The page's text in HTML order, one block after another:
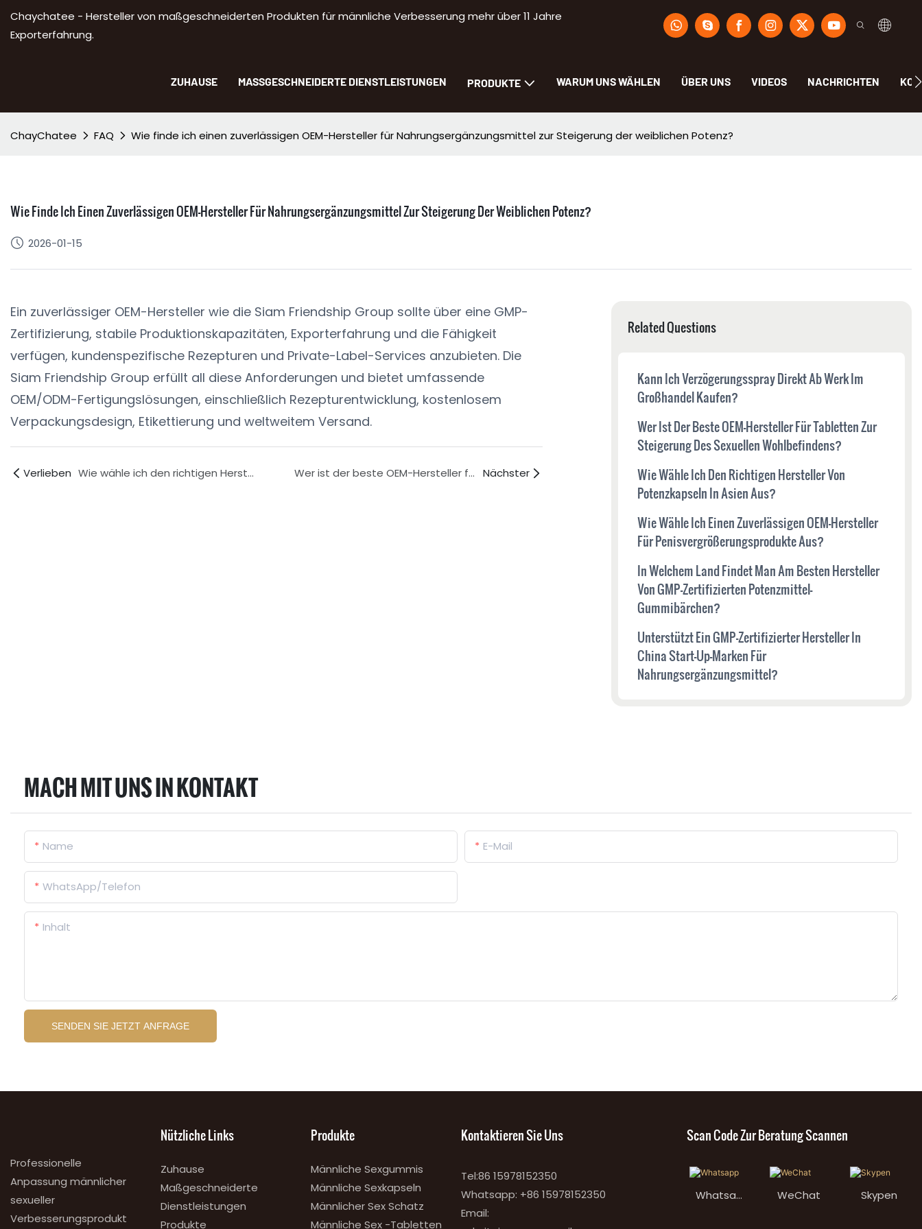
Chaychatee - Hersteller von maßgeschneiderten Produkten für männliche Verbesserung mehr über 11 Jahre
Exporterfahrung.
ZUHAUSE MASSGESCHNEIDERTE DIENSTLEISTUNGEN PRODUKTE WARUM UNS WÄHLEN ÜBER UNS VIDEOS NACHRICHTEN
ChayChatee FAQ Wie finde ich einen zuverlässigen OEM-Hersteller für Nahrungsergänzungsmittel zur Steigerung der weiblichen Potenz?
Wie Finde Ich Einen Zuverlässigen OEM-Hersteller Für Nahrungsergänzungsmittel Zur Steigerung Der Weiblichen Potenz?
2026-01-15
Ein zuverlässiger OEM-Hersteller wie die Siam Friendship Group sollte über eine GMP-
Zertifizierung, stabile Produktionskapazitäten, Exporterfahrung und die Fähigkeit
verfügen, kundenspezifische Rezepturen und Private-Label-Services anzubieten. Die
Siam Friendship Group erfüllt all diese Anforderungen und bietet umfassende
OEM/ODM-Fertigungslösungen, einschließlich Rezepturentwicklung, kostenlosem
Verpackungsdesign, Etikettierung und weltweitem Versand.
Verlieben Wie wähle ich den richtigen Hersteller von Potenzkapseln in Asien aus? Wer ist der beste OEM-Hersteller für Tabletten zur Steigerung des sexuellen Wohlbefindens? Nächster
Related Questions
Kann Ich Verzögerungsspray Direkt Ab Werk Im
Großhandel Kaufen?
Wer Ist Der Beste OEM-Hersteller Für Tabletten Zur
Steigerung Des Sexuellen Wohlbefindens?
Wie Wähle Ich Den Richtigen Hersteller Von
Potenzkapseln In Asien Aus?
Wie Wähle Ich Einen Zuverlässigen OEM-Hersteller
Für Penisvergrößerungsprodukte Aus?
In Welchem ​​Land Findet Man Am Besten Hersteller
Von GMP-Zertifizierten Potenzmittel-
Gummibärchen?
Unterstützt Ein GMP-Zertifizierter Hersteller In
China Start-Up-Marken Für
Nahrungsergänzungsmittel?
MACH MIT UNS IN KONTAKT
Name E-Mail
WhatsApp/Telefon
Inhalt
SENDEN SIE JETZT ANFRAGE
Professionelle
Anpassung männlicher
sexueller
Verbesserungsprodukt
Nützliche Links
Zuhause
Maßgeschneiderte
Dienstleistungen
Produkte
Produkte
Männliche Sexgummis
Männliche Sexkapseln
Männlicher Sex Schatz
Männliche Sex -Tabletten
Kontaktieren Sie Uns
Tel:86 15978152350
Whatsapp: +86 15978152350
Email:
Scan Code Zur Beratung Scannen
Whatsap
WeChat Skypen